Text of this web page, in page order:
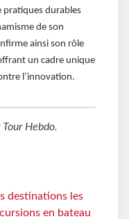
pratiques durables
de son
ainsi son rôle
un cadre unique
l’innovation.
Tour Hebdo.
destinations les
en bateau